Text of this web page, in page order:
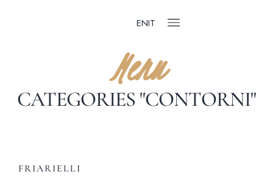
ENIT
Menu
CATEGORIES "CONTORNI"
FRIARIELLI